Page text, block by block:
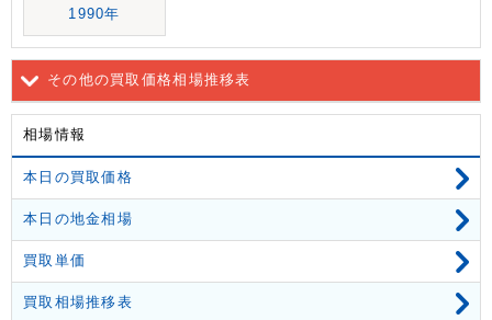
1990年
その他の買取価格相場推移表
相場情報
本日の買取価格
本日の地金相場
買取単価
買取相場推移表